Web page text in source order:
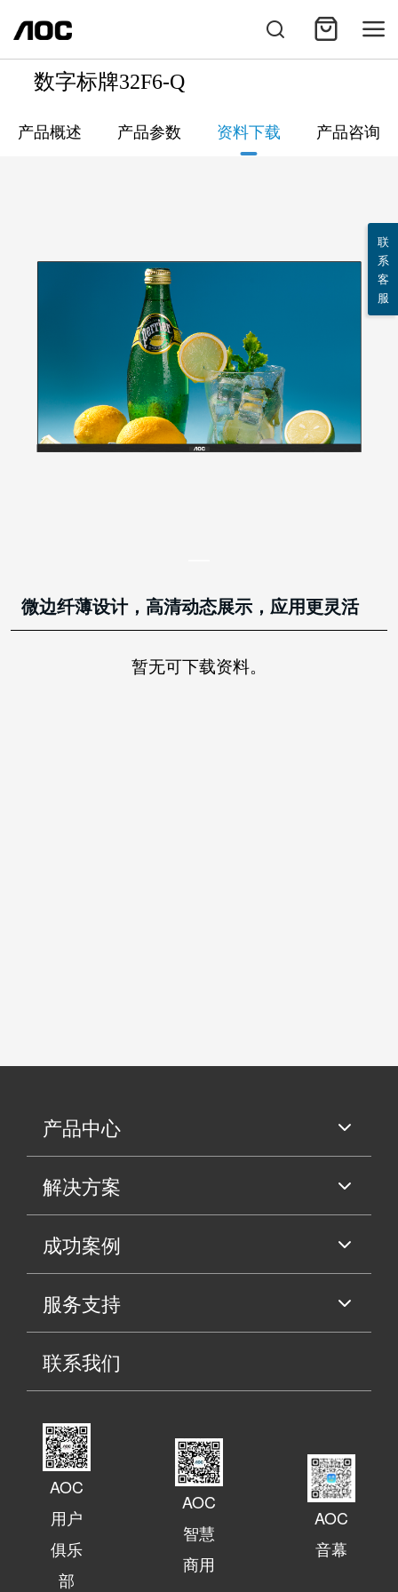
数字标牌32F6-Q
产品概述 产品参数 资料下载 产品咨询
微边纤薄设计，高清动态展示，应用更灵活
暂无可下载资料。
产品中心
解决方案
成功案例
服务支持
联系我们
AOC
用户
俱乐
部
AOC
智慧
商用
AOC
音幕
联
系
客
服